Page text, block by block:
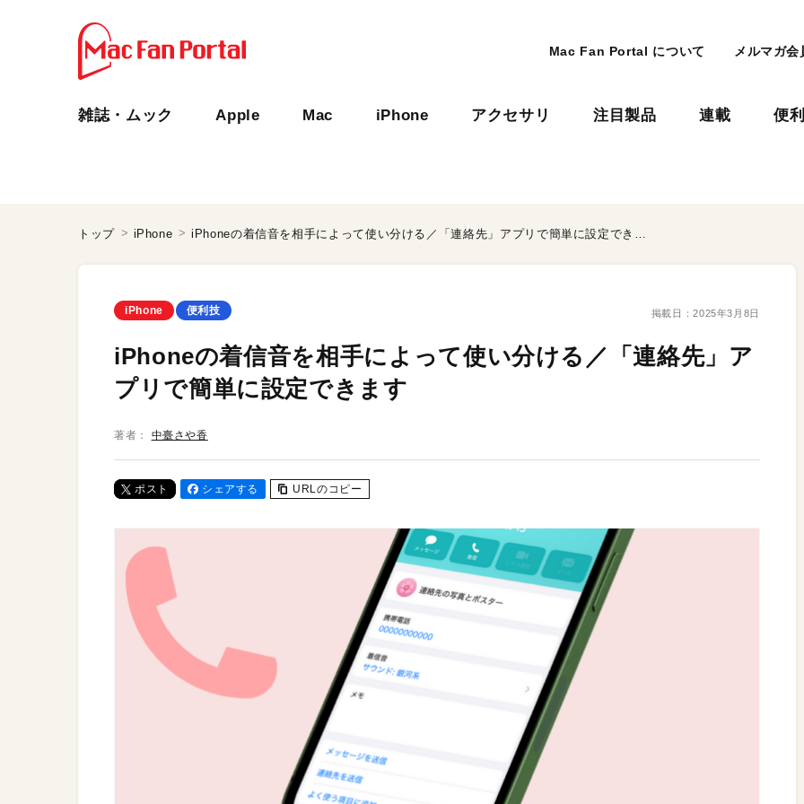
Mac Fan Portal について メルマガ会
雑誌・ムック Apple Mac iPhone アクセサリ 注目製品 連載 便
トップ iPhone iPhoneの着信音を相手によって使い分ける／「連絡先」アプリで簡単に設定できます
iPhone 便利技 掲載日：2025年3月8日
iPhoneの着信音を相手によって使い分ける／「連絡先」ア
プリで簡単に設定できます
著者： 中臺さや香
ポスト シェアする URLのコピー